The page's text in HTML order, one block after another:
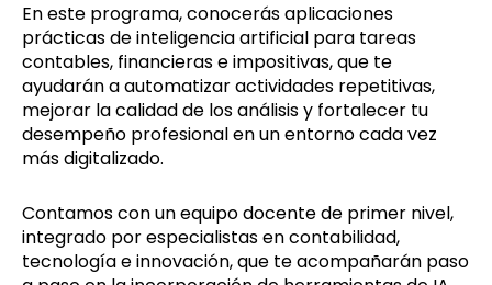
En este programa, conocerás aplicaciones
prácticas de inteligencia artificial para tareas
contables, financieras e impositivas, que te
ayudarán a automatizar actividades repetitivas,
mejorar la calidad de los análisis y fortalecer tu
desempeño profesional en un entorno cada vez
más digitalizado.
Contamos con un equipo docente de primer nivel,
integrado por especialistas en contabilidad,
tecnología e innovación, que te acompañarán paso